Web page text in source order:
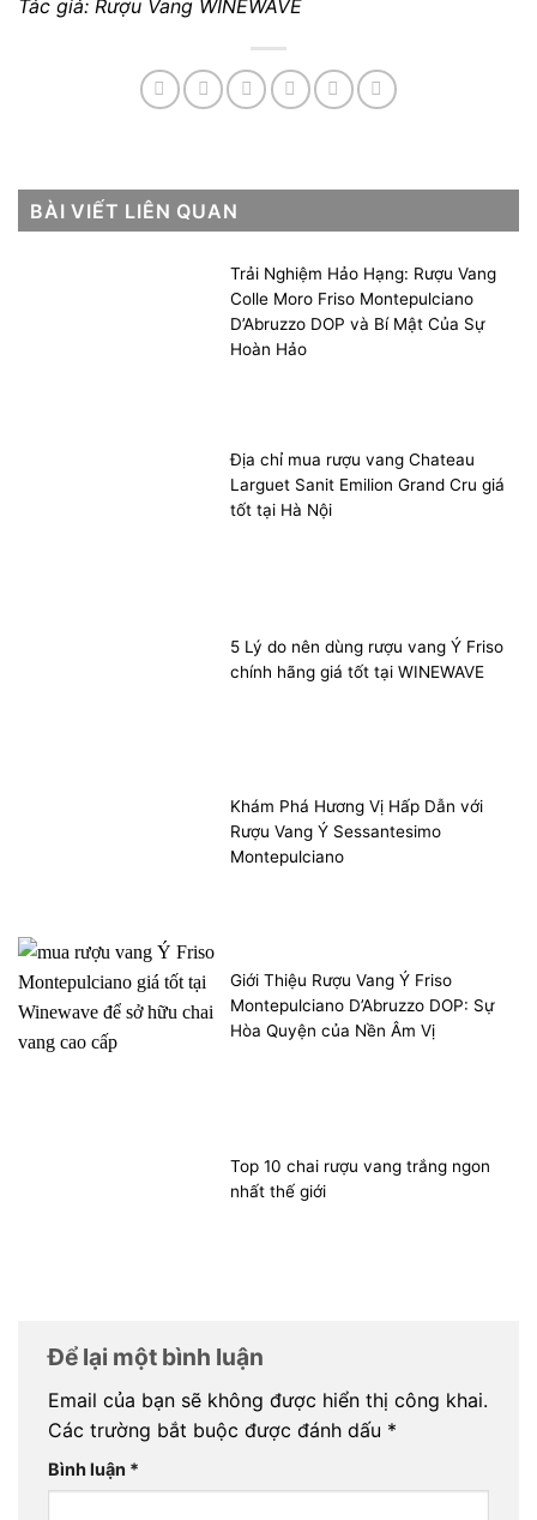
Tác giả: Rượu Vang WINEWAVE
BÀI VIẾT LIÊN QUAN
Trải Nghiệm Hảo Hạng: Rượu Vang
Colle Moro Friso Montepulciano
D’Abruzzo DOP và Bí Mật Của Sự
Hoàn Hảo
Địa chỉ mua rượu vang Chateau
Larguet Sanit Emilion Grand Cru giá
tốt tại Hà Nội
5 Lý do nên dùng rượu vang Ý Friso
chính hãng giá tốt tại WINEWAVE
Khám Phá Hương Vị Hấp Dẫn với
Rượu Vang Ý Sessantesimo
Montepulciano
Giới Thiệu Rượu Vang Ý Friso
Montepulciano D’Abruzzo DOP: Sự
Hòa Quyện của Nền Âm Vị
Top 10 chai rượu vang trắng ngon
nhất thế giới
Để lại một bình luận
Email của bạn sẽ không được hiển thị công khai.
Các trường bắt buộc được đánh dấu *
Bình luận *